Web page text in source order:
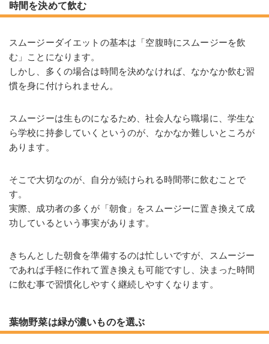
時間を決めて飲む
スムージーダイエットの基本は「空腹時にスムージーを飲
む」ことになります。
しかし、多くの場合は時間を決めなければ、なかなか飲む習
慣を身に付けられません。
スムージーは生ものになるため、社会人なら職場に、学生な
ら学校に持参していくというのが、なかなか難しいところが
あります。
そこで大切なのが、自分が続けられる時間帯に飲むことで
す。
実際、成功者の多くが「朝食」をスムージーに置き換えて成
功しているという事実があります。
きちんとした朝食を準備するのは忙しいですが、スムージー
であれば手軽に作れて置き換えも可能ですし、決まった時間
に飲む事で習慣化しやすく継続しやすくなります。
葉物野菜は緑が濃いものを選ぶ